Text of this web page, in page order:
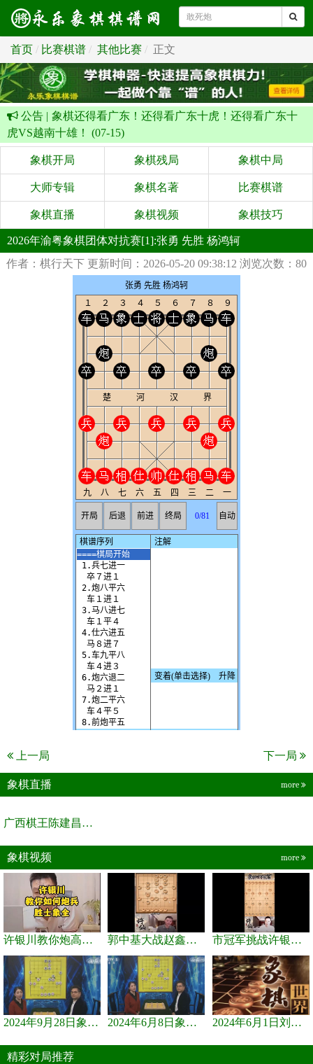
首页 比赛棋谱 其他比赛 正文
公告 | 象棋还得看广东！还得看广东十虎！还得看广东十
虎VS越南十雄！ (07-15)
象棋开局 象棋残局 象棋中局
大师专辑 象棋名著 比赛棋谱
象棋直播 象棋视频 象棋技巧
2026年渝粤象棋团体对抗赛[1]:张勇 先胜 杨鸿轲
作者：棋行天下 更新时间：2026-05-20 09:38:12 浏览次数：80
上一局 下一局
象棋直播 more
广西棋王陈建昌直播间
象棋视频 more
许银川教你炮高兵士象全如何赢士象全，简单四步即可 郭中基大战赵鑫鑫，许银川激情讲解 市冠军挑战许银川，急进中兵变化真激烈！
2024年9月28日象棋世界栏目，刘君、蒋川讲解了第九届杨官璘杯象棋... 2024年6月8日象棋世界，刘君、蒋川讲解了第九届杨官璘杯全国象棋... 2024年6月1日刘君、蒋川讲解第三届上海杯象棋大师赛谢靖与李少庚...
精彩对局推荐